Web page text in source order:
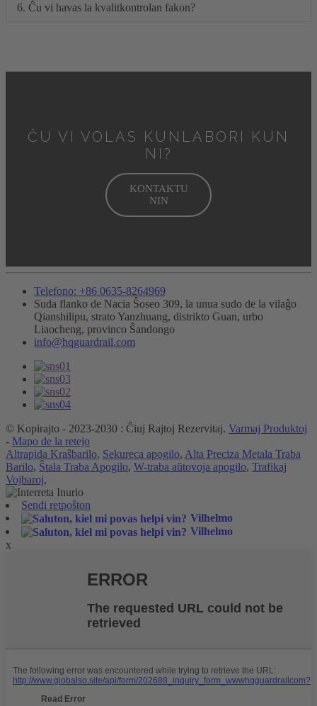
6. Ĉu vi havas la kvalitkontrolan fakon?
ĈU VI VOLAS KUNLABORI KUN
NI?
KONTAKTU
NIN
Telefono: +86 0635-8264969
Suda flanko de Nacia Ŝoseo 309, la unua sudo de la vilaĝo
Qianshilipu, strato Yanzhuang, distrikto Guan, urbo
Liaocheng, provinco Ŝandongo
info@hqguardrail.com
© Kopirajto - 2023-2030 : Ĉiuj Rajtoj Rezervitaj. Varmaj Produktoj
- Mapo de la retejo
Altrapida Kraŝbarilo, Sekureca apogilo, Alta Preciza Metala Traba
Barilo, Ŝtala Traba Apogilo, W-traba aŭtovoja apogilo, Trafikaj
Vojbaroj,
Sendi retpoŝton
Vilhelmo
Vilhelmo
x